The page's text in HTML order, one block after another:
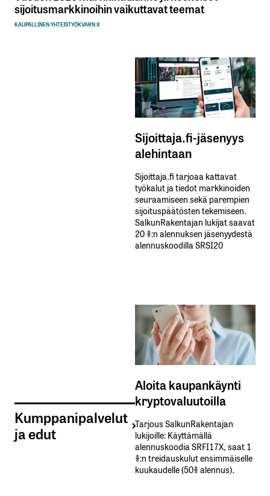
sijoitusmarkkinoihin vaikuttavat teemat
KAUPALLINEN YHTEISTYÖKVARN X
Kumppanipalvelut
ja edut
Sijoittaja.fi-jäsenyys
alehintaan
Sijoittaja.fi tarjoaa kattavat
työkalut ja tiedot markkinoiden
seuraamiseen sekä parempien
sijoituspäätösten tekemiseen.
SalkunRakentajan lukijat saavat
20 %:n alennuksen jäsenyydestä
alennuskoodilla SRSI20
Aloita kaupankäynti
kryptovaluutoilla
Tarjous SalkunRakentajan
lukijoille: Käyttämällä​ ​
alennuskoodia​ ​SRFI17X,​ ​saat​ ​1
%:n treidauskulut​ ​ensimmäiselle​ ​
kuukaudelle​ ​(50%​ ​alennus).